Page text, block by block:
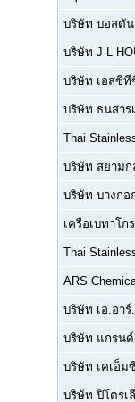
บริษัท บอสตั
บริษัท J L
บริษัท เอสซีที
บริษัท ธนสาร
Thai
บริษัท สยามก
บริษัท บางกอ
เครือเบทาโกร
Thai
ARS
บริษัท เอ.อา
บริษัท แกรน
บริษัท เคเอ็ม
บริษัท ปิโตรเ